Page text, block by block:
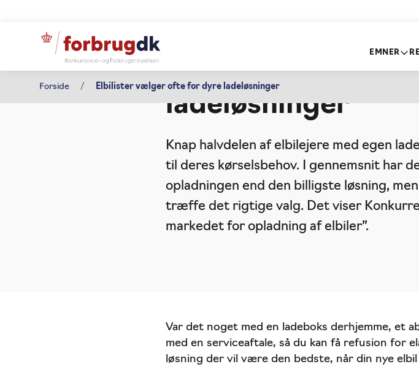
EMNER
Forside Elbilister vælger ofte for dyre ladeløsninger
Pressemeddelelse
Elbilister vælger
ladeløsninger
Knap halvdelen af elbilejere med egen
til deres kørselsbehov. I gennemsnit har
opladningen end den billigste løsning,
træffe det rigtige valg. Det viser
markedet for opladning af elbiler”.
Var det noget med en ladeboks derhjemme, et
med en serviceaftale, så du kan få refusion for
løsning der vil være den bedste, når din nye elbil